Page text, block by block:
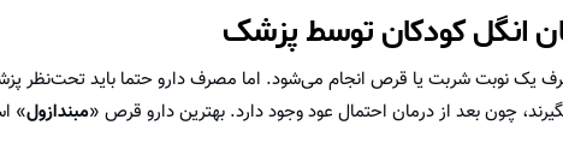
انگل کودکان توسط پزشک
یک نوبت شربت یا قرص انجام می‌شود. اما مصرف دارو حتما باید تحت‌نظر
چون بعد از درمان احتمال عود وجود دارد. بهترين دارو قرص «مبندازول»